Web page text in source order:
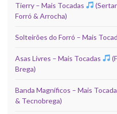
Tierry – Mais Tocadas
Forró & Arrocha)
Solteirões do Forró – Mais
Asas Livres – Mais Tocadas
Brega)
Banda Magníficos – Mais
& Tecnobrega)